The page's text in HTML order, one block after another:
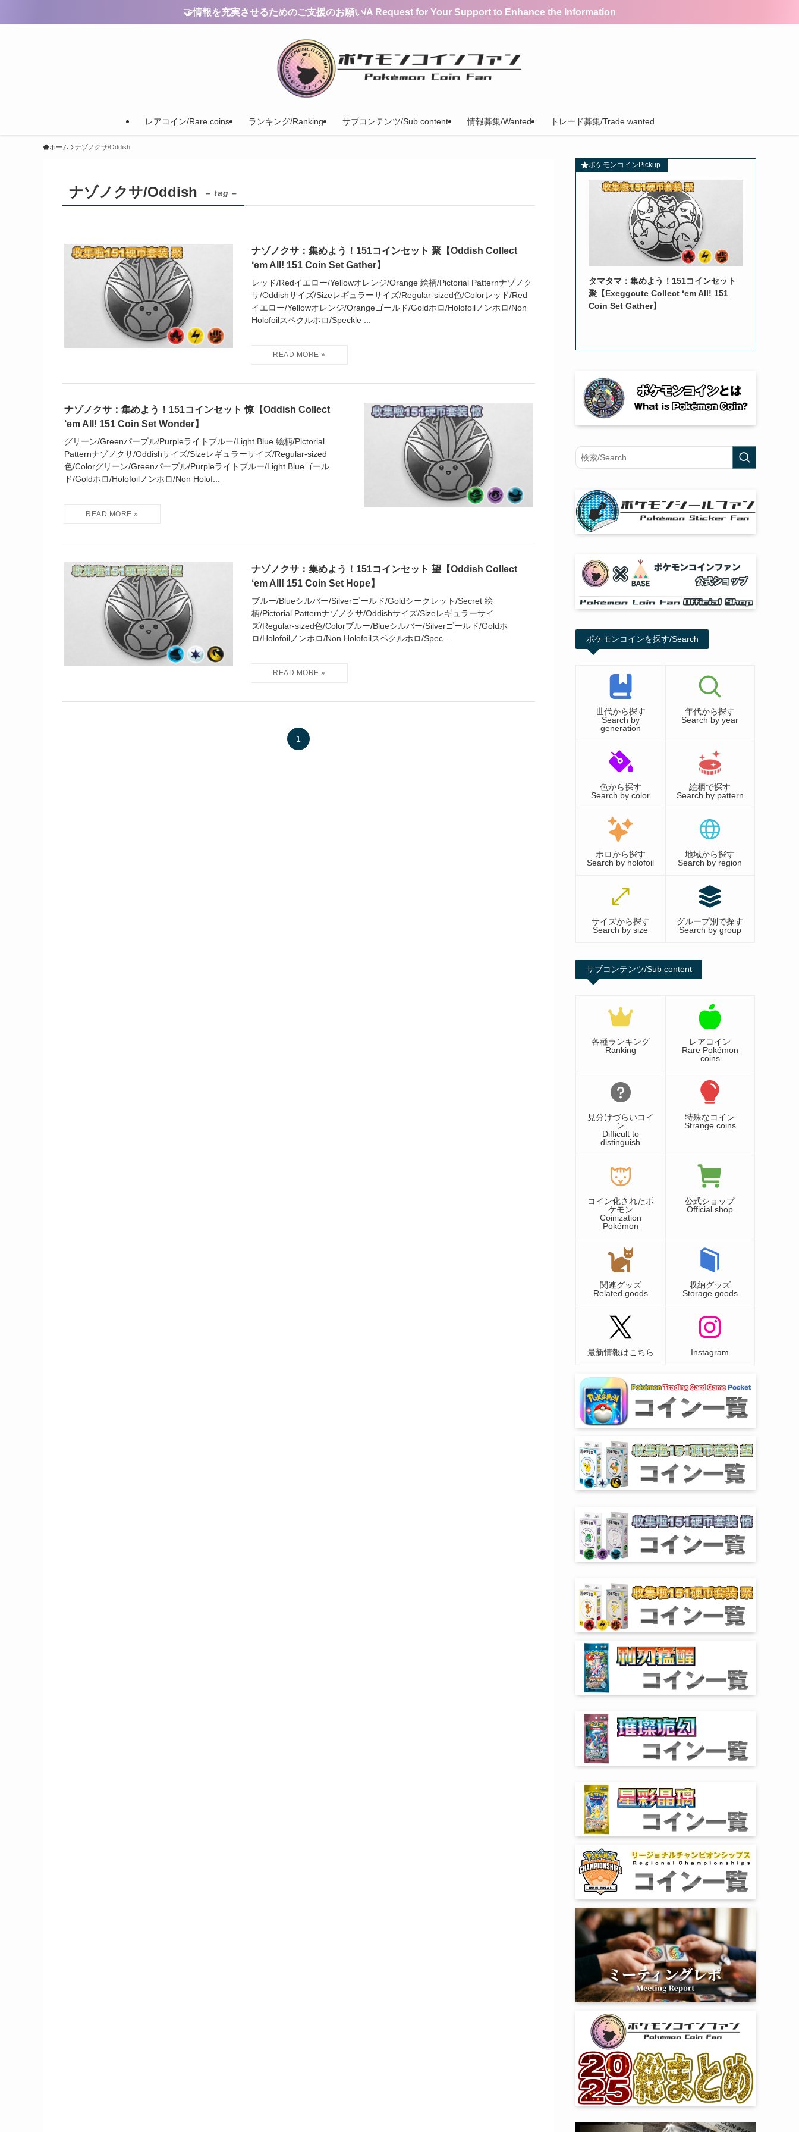
🤝情報を充実させるためのご支援のお願い/A Request for Your Support to Enhance the Information
レアコイン/Rare coins ランキング/Ranking サブコンテンツ/Sub content 情報募集/Wanted トレード募集/Trade wanted
ホーム ナゾノクサ/Oddish
ナゾノクサ/Oddish – tag –
ナゾノクサ：集めよう！151コインセット 聚【Oddish Collect
‘em All! 151 Coin Set Gather】
レッド/Redイエロー/Yellowオレンジ/Orange 絵柄/Pictorial Patternナゾノク
サ/Oddishサイズ/Sizeレギュラーサイズ/Regular-sized色/Colorレッド/Red
イエロー/Yellowオレンジ/Orangeゴールド/Goldホロ/Holofoilノンホロ/Non
Holofoilスペクルホロ/Speckle ...
ナゾノクサ：集めよう！151コインセット 惊【Oddish Collect
‘em All! 151 Coin Set Wonder】
グリーン/Greenパープル/Purpleライトブルー/Light Blue 絵柄/Pictorial
Patternナゾノクサ/Oddishサイズ/Sizeレギュラーサイズ/Regular-sized
色/Colorグリーン/Greenパープル/Purpleライトブルー/Light Blueゴール
ド/Goldホロ/Holofoilノンホロ/Non Holof...
ナゾノクサ：集めよう！151コインセット 望【Oddish Collect
‘em All! 151 Coin Set Hope】
ブルー/Blueシルバー/Silverゴールド/Goldシークレット/Secret 絵
柄/Pictorial Patternナゾノクサ/Oddishサイズ/Sizeレギュラーサイ
ズ/Regular-sized色/Colorブルー/Blueシルバー/Silverゴールド/Goldホ
ロ/Holofoilノンホロ/Non Holofoilスペクルホロ/Spec...
1
ポケモンコインPickup
タマタマ：集めよう！151コインセット
聚【Exeggcute Collect ‘em All! 151
Coin Set Gather】
ポケモンコインを探す/Search
世代から探す
Search by
generation
年代から探す
Search by year
色から探す
Search by color
絵柄で探す
Search by pattern
ホロから探す
Search by holofoil
地域から探す
Search by region
サイズから探す
Search by size
グループ別で探す
Search by group
サブコンテンツ/Sub content
各種ランキング
Ranking
レアコイン
Rare Pokémon
coins
見分けづらいコイ
ン
Difficult to
distinguish
特殊なコイン
Strange coins
コイン化されたポ
ケモン
Coinization
Pokémon
公式ショップ
Official shop
関連グッズ
Related goods
収納グッズ
Storage goods
最新情報はこちら Instagram